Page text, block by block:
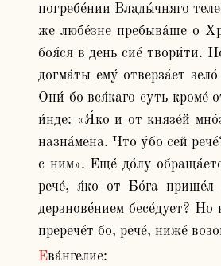
погребе́нии Влады́чняго
же любе́зне пребыва́ше о
боя́ся в день сие́ твори́ти.
догма́ты ему́ отверза́ет
Они́ бо вся́каго суть кроме́
и́нде: «Я́ко и от князе́й
назна́мена. Что у́бо сей
с ним». Еще́ до́лу
рече́, я́ко от Бо́га
дерзнове́нием бесе́дует?
пререче́т бо, рече́, ниже́
Ева́нгелие: